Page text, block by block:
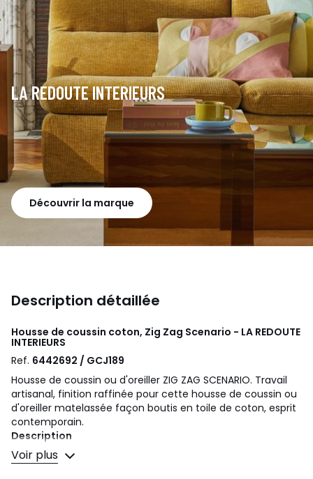
LA REDOUTE INTERIEURS
Découvrir la marque
Description détaillée
Housse de coussin coton, Zig Zag Scenario - LA REDOUTE
INTERIEURS
Ref. 6442692 / GCJ189
Housse de coussin ou d'oreiller ZIG ZAG SCENARIO. Travail
artisanal, finition raffinée pour cette housse de coussin ou
d'oreiller matelassée façon boutis en toile de coton, esprit
contemporain.
Description
• Toile 100% coton
• Garnissage fibres de coton (250 g/m²)
Voir plus